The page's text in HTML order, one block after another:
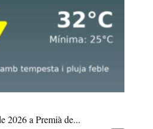
2026 a Premià de...